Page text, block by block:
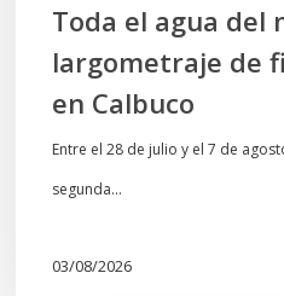
Toda el agua del
largometraje de
en Calbuco
Entre el 28 de julio y el 7 de
segunda…
03/08/2026